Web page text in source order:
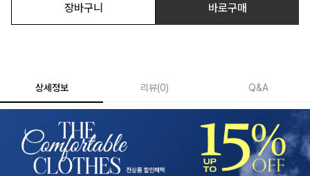
장바구니 바로구매
상세정보 리뷰(0) Q&A